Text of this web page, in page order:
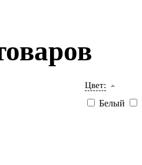
Цвет:
Белый